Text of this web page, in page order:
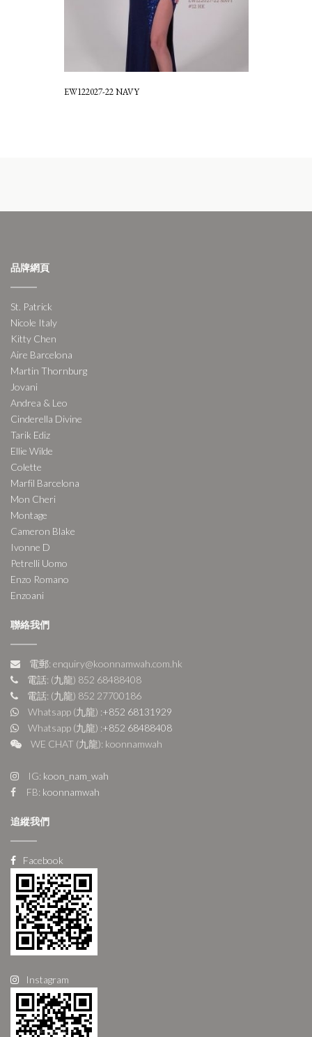
EW122027-22 NAVY
品牌網頁
St. Patrick
Nicole Italy
Kitty Chen
Aire Barcelona
Martin Thornburg
Jovani
Andrea & Leo
Cinderella Divine
Tarik Ediz
Ellie Wilde
Colette
Marfil Barcelona
Mon Cheri
Montage
Cameron Blake
Ivonne D
Petrelli Uomo
Enzo Romano
Enzoani
聯絡我們
電郵: enquiry@koonnamwah.com.hk
電話: (九龍) 852 68488408
電話: (九龍) 852 27700186
Whatsapp (九龍) :+852 68131929
Whatsapp (九龍) :+852 68488408
WE CHAT (九龍): koonnamwah
IG: koon_nam_wah
FB: koonnamwah
追縱我們
Facebook
Instagram